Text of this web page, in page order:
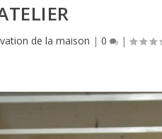
de la maison |0 |